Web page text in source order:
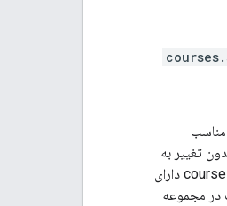
مناسب
تغییر به
ارسال شوند. به طور مشابه، تغییرات در مجموعه courses.courseWork دارای
در مجموعه